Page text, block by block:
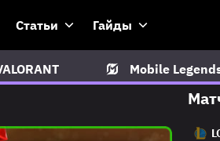
Статьи Гайды
Mobile